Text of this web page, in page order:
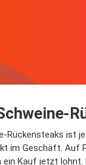
Rückensteaks ist
im Geschäft. Auf
ein Kauf jetzt lohnt.